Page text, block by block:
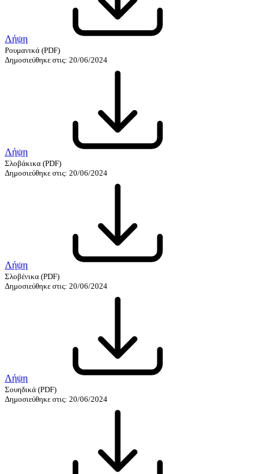
Λήψη
Ρουμανικά (PDF)
Δημοσιεύθηκε στις: 20/06/2024
Λήψη
Σλοβάκικα (PDF)
Δημοσιεύθηκε στις: 20/06/2024
Λήψη
Σλοβένικα (PDF)
Δημοσιεύθηκε στις: 20/06/2024
Λήψη
Σουηδικά (PDF)
Δημοσιεύθηκε στις: 20/06/2024